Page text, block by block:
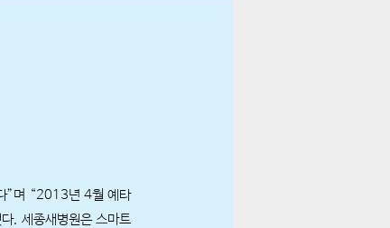
”며 “2013년 4월 예타
. 세종새병원은 스마트